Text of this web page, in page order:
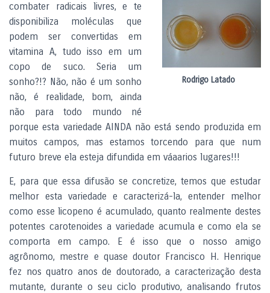
Rodrigo Latado
combater radicais livres, e te
disponibiliza moléculas que
podem ser convertidas em
vitamina A, tudo isso em um
copo de suco. Seria um
sonho?!? Não, não é um sonho
não, é realidade, bom, ainda
não para todo mundo né
porque esta variedade AINDA não está sendo produzida em
muitos campos, mas estamos torcendo para que num
futuro breve ela esteja difundida em váaarios lugares!!!
E, para que essa difusão se concretize, temos que estudar
melhor esta variedade e caracterizá-la, entender melhor
como esse licopeno é acumulado, quanto realmente destes
potentes carotenoides a variedade acumula e como ela se
comporta em campo. E é isso que o nosso amigo
agrônomo, mestre e quase doutor Francisco H. Henrique
fez nos quatro anos de doutorado, a caracterização desta
mutante, durante o seu ciclo produtivo, analisando frutos